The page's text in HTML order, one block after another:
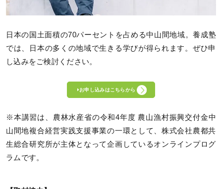
日本の国土面積の70パーセントを占める中山間地域。養成塾
では、日本の多くの地域で生きる学びが得られます。ぜひ申
し込みをご検討ください。
お申し込みはこちらから
※本講習は、農林水産省の令和4年度 農山漁村振興交付金中
山間地複合経営実践支援事業の一環として、株式会社農都共
生総合研究所が主体となって企画しているオンラインプログ
ラムです。